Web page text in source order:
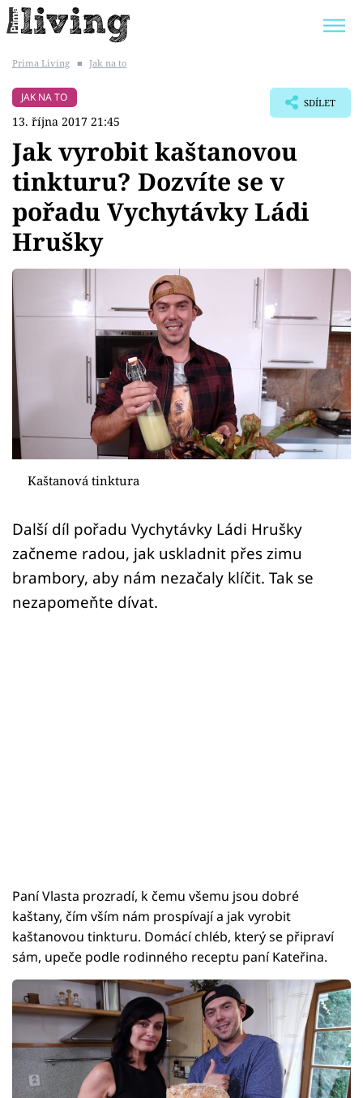
BYDLENÍ SLAVNÝCH
Témata
Bydlení
Zahrada
Design
Sledujte prima+
Přihlášení
Sledujte nás
Prima Living ■ Jak na to
JAK NA TO
13. října 2017 21:45
SDÍLET
Jak vyrobit kaštanovou
tinkturu? Dozvíte se v
pořadu Vychytávky Ládi
Hrušky
Kaštanová tinktura
Další díl pořadu Vychytávky Ládi Hrušky
začneme radou, jak uskladnit přes zimu
brambory, aby nám nezačaly klíčit. Tak se
nezapomeňte dívat.
Paní Vlasta prozradí, k čemu všemu jsou dobré
kaštany, čím vším nám prospívají a jak vyrobit
kaštanovou tinkturu. Domácí chléb, který se připraví
sám, upeče podle rodinného receptu paní Kateřina.